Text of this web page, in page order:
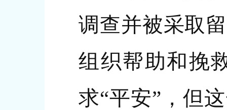
调查并被采取
组织帮助和挽
求“平安”，但